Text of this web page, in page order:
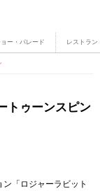
ョー・パレード レストラン
トゥーンスピン
「ロジャーラビット